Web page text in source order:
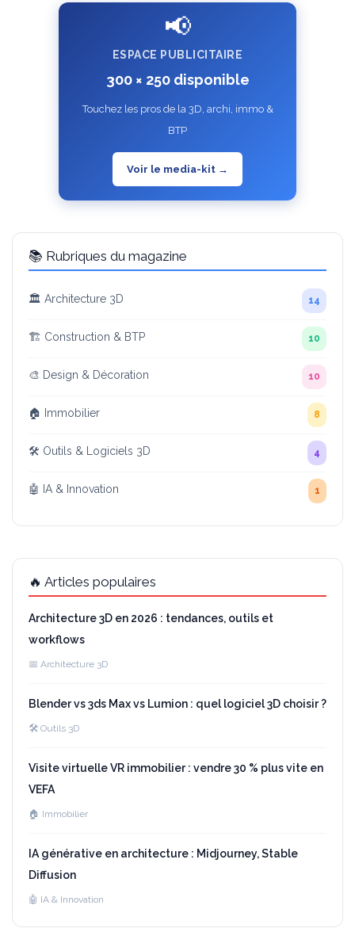
📢
ESPACE PUBLICITAIRE
300 × 250 disponible
Touchez les pros de la 3D, archi, immo &
BTP
Voir le media-kit →
📚 Rubriques du magazine
🏛️ Architecture 3D 14
🏗️ Construction & BTP 10
🎨 Design & Décoration 10
🏠 Immobilier 8
🛠️ Outils & Logiciels 3D 4
🤖 IA & Innovation 1
🔥 Articles populaires
Architecture 3D en 2026 : tendances, outils et
workflows
📅 Architecture 3D
Blender vs 3ds Max vs Lumion : quel logiciel 3D choisir ?
🛠️ Outils 3D
Visite virtuelle VR immobilier : vendre 30 % plus vite en
VEFA
🏠 Immobilier
IA générative en architecture : Midjourney, Stable
Diffusion
🤖 IA & Innovation